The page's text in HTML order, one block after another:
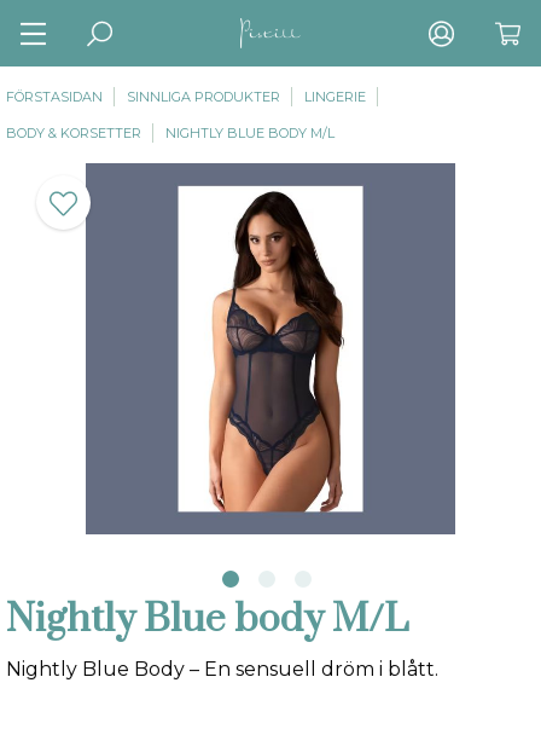
FÖRSTASIDAN SINNLIGA PRODUKTER LINGERIE
BODY & KORSETTER NIGHTLY BLUE BODY M/L
Nightly Blue body M/L
Nightly Blue Body – En sensuell dröm i blått.